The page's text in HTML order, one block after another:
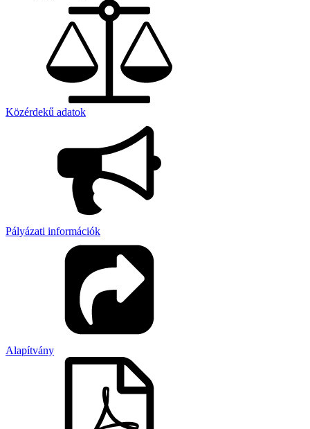
Közérdekű adatok
Pályázati információk
Alapítvány